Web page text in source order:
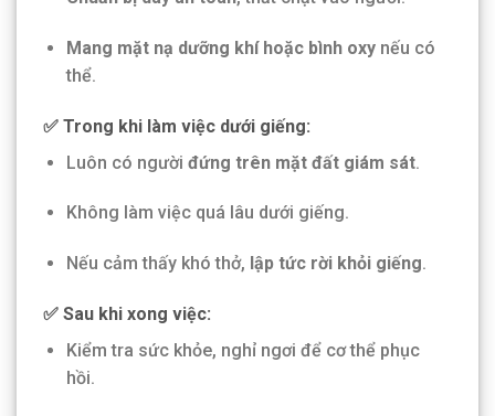
Mang mặt nạ dưỡng khí hoặc bình oxynếu có
thể.
✅ Trong khi làm việc dưới giếng:
Luôn có người đứng trên mặt đất giám sát.
Không làm việc quá lâu dưới giếng.
Nếu cảm thấy khó thở, lập tức rời khỏi giếng.
✅ Sau khi xong việc:
Kiểm tra sức khỏe, nghỉ ngơi để cơ thể phục
hồi.